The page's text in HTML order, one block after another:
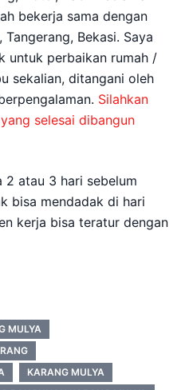
bekerja sama dengan
Bekasi. Saya
untuk perbaikan rumah /
sekalian, ditangani oleh
Silahkan
selesai dibangun
2 atau 3 hari sebelum
bisa mendadak di hari
kerja bisa teratur dengan
MULYA
KARANG MULYA